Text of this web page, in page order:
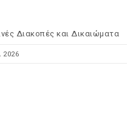
Διακοπές και Δικαιώματα
2026